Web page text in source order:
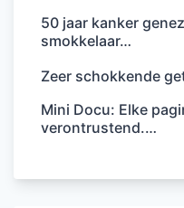
50 jaar kanker
smokkelaar…
Zeer schokkende
Mini Docu: Elke
verontrustend.…